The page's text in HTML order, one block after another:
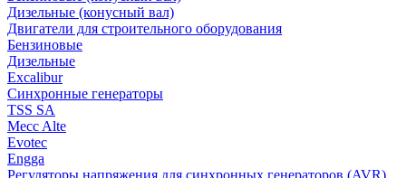
Дизельные (конусный вал)
Двигатели для строительного оборудования
Бензиновые
Дизельные
Excalibur
Синхронные генераторы
TSS SA
Mecc Alte
Evotec
Engga
Регуляторы напряжения для синхронных генераторов (AVR)